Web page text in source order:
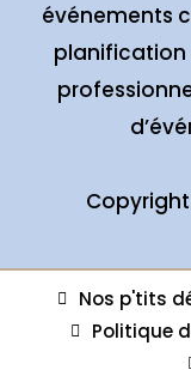
événements
planification
Nos p'tits
Politique